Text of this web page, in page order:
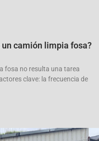
camión limpia fosa?
fosa no resulta una tarea
clave: la frecuencia de